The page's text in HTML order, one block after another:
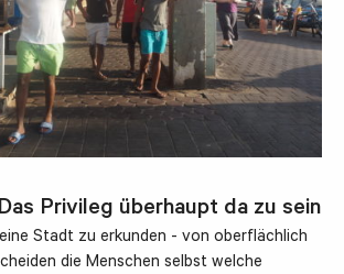
Privileg überhaupt da zu sein
Stadt zu erkunden - von oberflächlich
die Menschen selbst welche